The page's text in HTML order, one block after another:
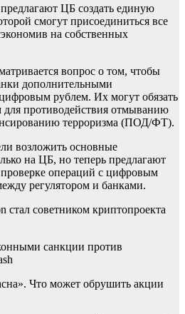
ЦБ создать единую
смогут присоединиться все
на собственных
вопрос о том, чтобы
дополнительными
рублем. Их могут обязать
для противодействия отмыванию
терроризма (ПОД/ФТ).
возложить основные
на ЦБ, но теперь предлагают
операций с цифровым
регулятором и банками.
стал советником криптопроекта
санкции против
Что может обрушить акции